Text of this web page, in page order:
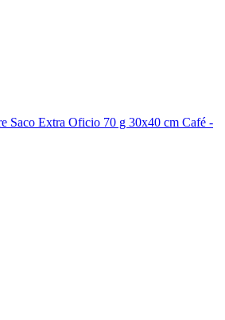
Saco Extra Oficio 70 g 30x40 cm Café -